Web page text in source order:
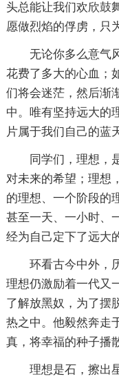
头总能让我们欢欣鼓
愿做烈焰的俘虏，只
无论你多么意气
花费了多大的心血；
们将会迷茫，然后渐
中。唯有坚持远大的
片属于我们自己的蓝
同学们，理想，
对未来的希望；理想
的理想、一个阶段的
甚至一天、一小时、
经为自己定下了远大
环看古今中外，
理想仍激励着一代又
了解放黑奴，为了摆
热之中。他毅然奔走
真，将幸福的种子播
理想是石，擦出